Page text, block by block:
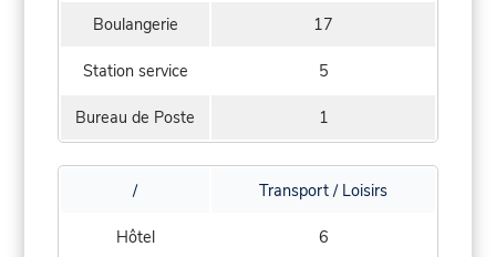
Boulangerie 17
Station service 5
Bureau de Poste 1
/ Transport / Loisirs
Hôtel 6